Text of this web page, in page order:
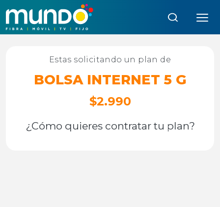
Estas solicitando un plan de
BOLSA INTERNET 5 G
$2.990
¿Cómo quieres contratar tu plan?